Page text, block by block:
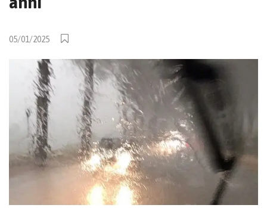
05/01/2025